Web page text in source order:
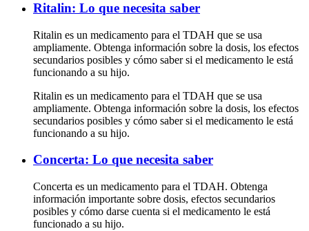
Ritalin: Lo que necesita saber
Ritalin es un medicamento para el TDAH que se usa
ampliamente. Obtenga información sobre la dosis, los efectos
secundarios posibles y cómo saber si el medicamento le está
funcionando a su hijo.
Ritalin es un medicamento para el TDAH que se usa
ampliamente. Obtenga información sobre la dosis, los efectos
secundarios posibles y cómo saber si el medicamento le está
funcionando a su hijo.
Concerta: Lo que necesita saber
Concerta es un medicamento para el TDAH. Obtenga
información importante sobre dosis, efectos secundarios
posibles y cómo darse cuenta si el medicamento le está
funcionado a su hijo.